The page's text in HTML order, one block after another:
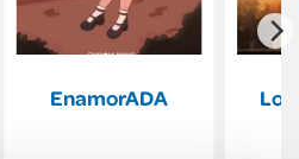
EnamorADA